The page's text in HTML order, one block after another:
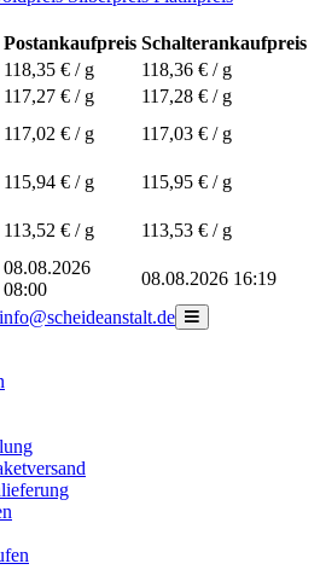
Postankaufpreis Schalterankaufpreis
118,35 € / g 118,36 € / g
117,27 € / g 117,28 € / g
117,02 € / g 117,03 € / g
115,94 € / g 115,95 € / g
113,52 € / g 113,53 € / g
08.08.2026
08:00
08.08.2026 16:19
info@scheideanstalt.de